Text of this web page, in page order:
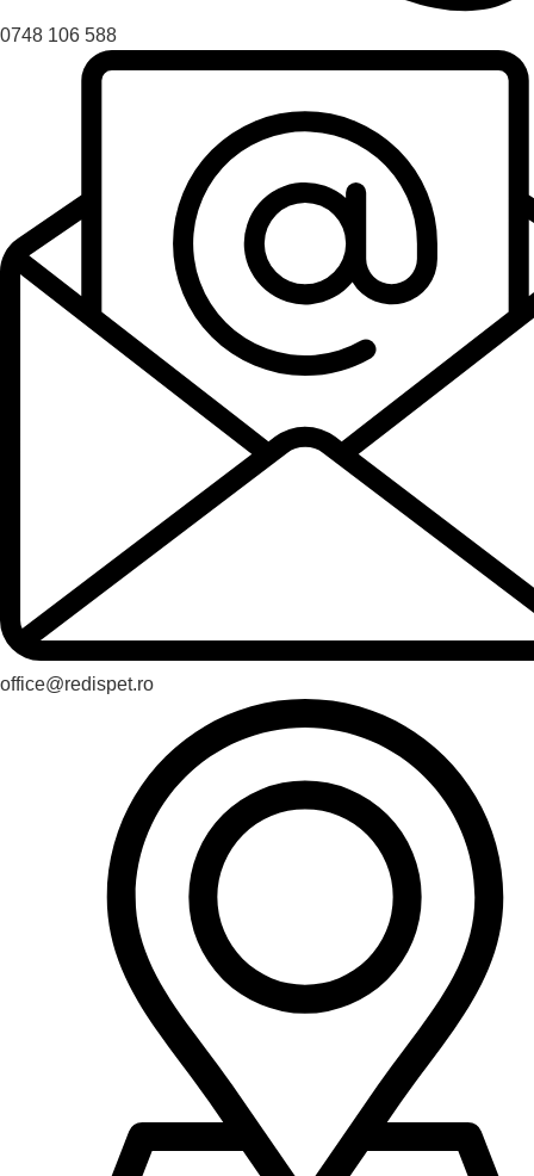
0748 106 588
office@redispet.ro